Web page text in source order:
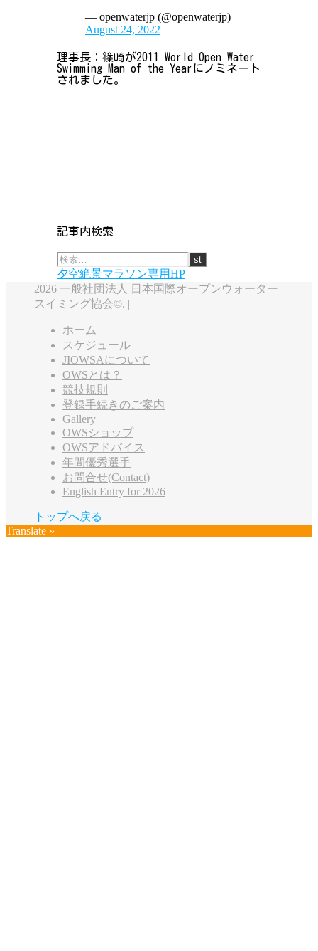
— openwaterjp (@openwaterjp)
August 24, 2022
理事長：篠崎が2011 World Open Water
Swimming Man of the Yearにノミネート
されました。
記事内検索
夕空絶景マラソン専用HP
2026 一般社団法人 日本国際オープンウォーター
スイミング協会©. |
ホーム
スケジュール
JIOWSAについて
OWSとは？
競技規則
登録手続きのご案内
Gallery
OWSショップ
OWSアドバイス
年間優秀選手
お問合せ(Contact)
English Entry for 2026
トップへ戻る
Translate »